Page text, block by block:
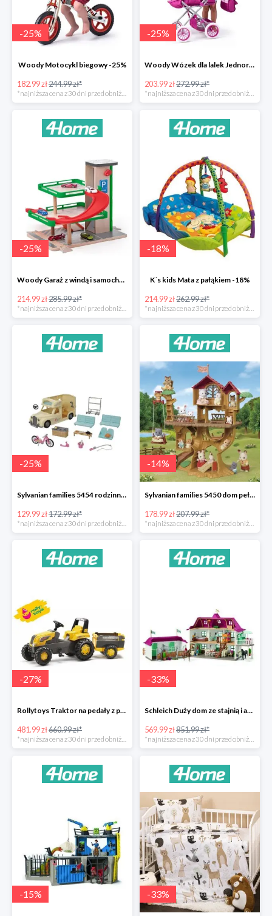
-25%
Woody Motocykl biegowy -25%
182.99 zł244.99 zł*
-25%
Woody Wózek dla lalek Jednorożec -25%
203.99 zł272.99 zł*
-25%
Woody Garaż z windą i samochodziki SIKU -25%
214.99 zł285.99 zł*
-18%
K´s kids Mata z pałąkiem -18%
214.99 zł262.99 zł*
-25%
Sylvanian families 5454 rodzinny kamper -25%
129.99 zł172.99 zł*
*najniższa cena z 30 dni przed obniżką
-14%
Sylvanian families 5450 dom pełen przygód na drzewie -14%
178.99 zł207.99 zł*
*najniższa cena z 30 dni przed obniżką
-27%
Rollytoys Traktor na pedały z przyczepą Farm Rolly Junior -27%
481.99 zł660.99 zł*
-33%
Schleich Duży dom ze stajnią i akcesoriami -33%
569.99 zł851.99 zł*
-15% -33%